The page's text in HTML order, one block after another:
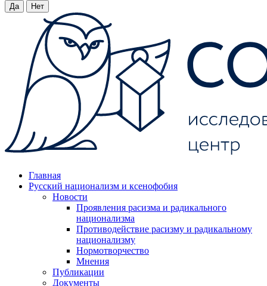
Да Нет
Главная
Русский национализм и ксенофобия
Новости
Проявления расизма и радикального
национализма
Противодействие расизму и радикальному
национализму
Нормотворчество
Мнения
Публикации
Документы